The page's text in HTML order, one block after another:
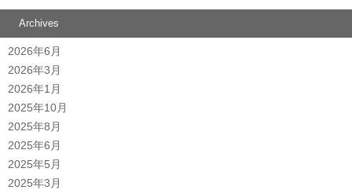
Archives
2026年6月
2026年3月
2026年1月
2025年10月
2025年8月
2025年6月
2025年5月
2025年3月